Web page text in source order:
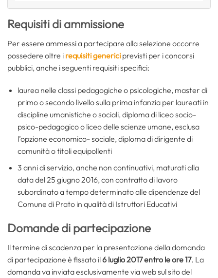
Requisiti di ammissione
Per essere ammessi a partecipare alla selezione occorre
possedere oltre i requisiti generici previsti per i concorsi
pubblici, anche i seguenti requisiti specifici:
laurea nelle classi pedagogiche o psicologiche, master di
primo o secondo livello sulla prima infanzia per laureati in
discipline umanistiche o sociali, diploma di liceo socio-
psico-pedagogico o liceo delle scienze umane, esclusa
l’opzione economico- sociale, diploma di dirigente di
comunità o titoli equipollenti
3 anni di servizio, anche non continuativi, maturati alla
data del 25 giugno 2016, con contratto di lavoro
subordinato a tempo determinato alle dipendenze del
Comune di Prato in qualità di Istruttori Educativi
Domande di partecipazione
Il termine di scadenza per la presentazione della domanda
di partecipazione è fissato il6 luglio 2017 entro le ore 17. La
domanda va inviata esclusivamente via web sul sito del